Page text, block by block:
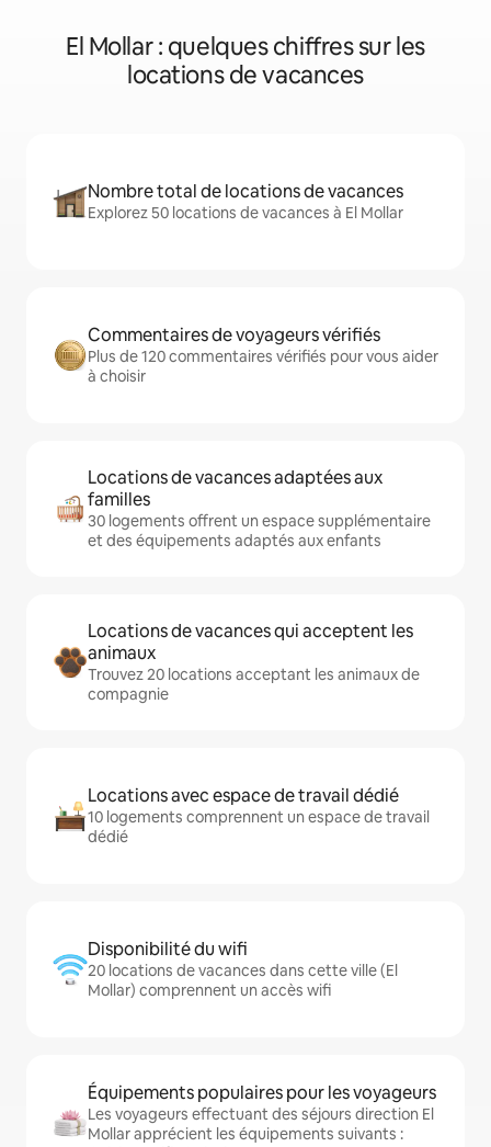
El Mollar : quelques chiffres sur les
locations de vacances
Nombre total de locations de vacances
Explorez 50 locations de vacances à El Mollar
Commentaires de voyageurs vérifiés
Plus de 120 commentaires vérifiés pour vous aider
à choisir
Locations de vacances adaptées aux
familles
30 logements offrent un espace supplémentaire
et des équipements adaptés aux enfants
Locations de vacances qui acceptent les
animaux
Trouvez 20 locations acceptant les animaux de
compagnie
Locations avec espace de travail dédié
10 logements comprennent un espace de travail
dédié
Disponibilité du wifi
20 locations de vacances dans cette ville (El
Mollar) comprennent un accès wifi
Équipements populaires pour les voyageurs
Les voyageurs effectuant des séjours direction El
Mollar apprécient les équipements suivants :